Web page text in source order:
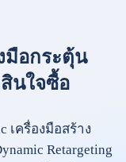
มือกระตุ้น
นใจซื้อ
เครื่องมือสร้าง
Retargeting